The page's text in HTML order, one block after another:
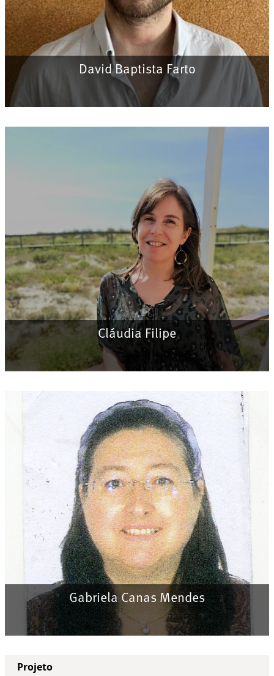
David Baptista Farto
Cláudia Filipe
Gabriela Canas Mendes
Projeto